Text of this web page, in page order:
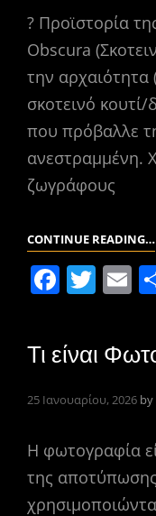
k
?️ Προϊστορία
Obscura
την αρχαιότητα
σκοτεινό
που πρόβαλλε
ανεστραμμένη.
ζωγράφους
CONTINUE READING…
F
c
e
b
o
k
T
itt
er
E
l
Τι είναι
25 Ιανουαρίου, 2026 by
Η φωτογραφία
της